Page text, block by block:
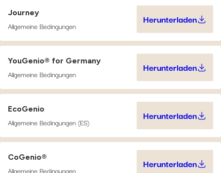
Journey
Allgemeine Bedingungen
Herunterladen
Journey (1
YouGenio® for Germany
Allgemeine Bedingungen
Herunterladen
YouGenio®
EcoGenio
Allgemeine Bedingungen (ES)
Herunterladen
EcoGenio
CoGenio®
Allgemeine Bedingungen
Herunterladen
CoGenio®